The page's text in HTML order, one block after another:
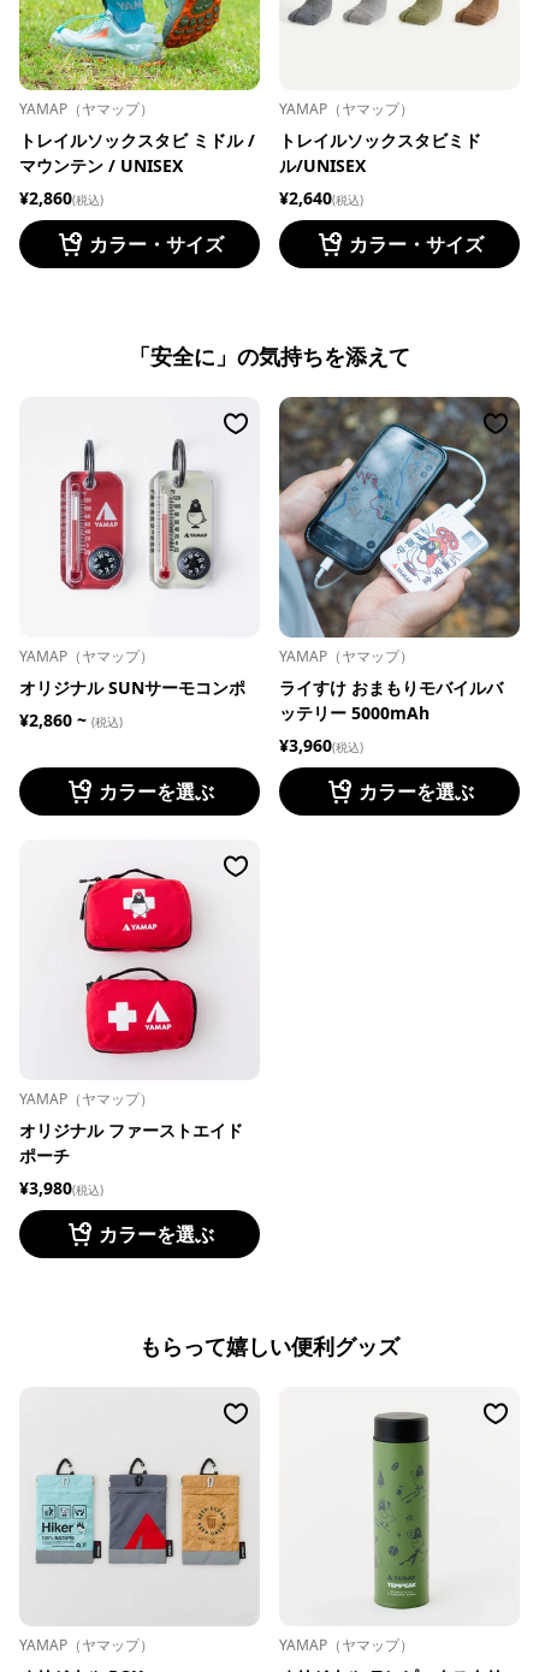
YAMAP（ヤマップ）
トレイルソックスタビ ミドル /
マウンテン / UNISEX
¥2,860(税込)
カラー・サイズ
YAMAP（ヤマップ）
トレイルソックスタビミド
ル/UNISEX
¥2,640(税込)
カラー・サイズ
「安全に」の気持ちを添えて
YAMAP（ヤマップ）
オリジナル SUNサーモコンポ
¥2,860 ~ (税込)
カラーを選ぶ
YAMAP（ヤマップ）
ライすけ おまもりモバイルバ
ッテリー 5000mAh
¥3,960(税込)
カラーを選ぶ
YAMAP（ヤマップ）
オリジナル ファーストエイド
ポーチ
¥3,980(税込)
カラーを選ぶ
もらって嬉しい便利グッズ
YAMAP（ヤマップ） YAMAP（ヤマップ）